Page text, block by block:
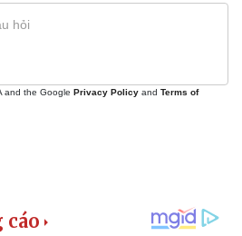
and the Google Privacy Policy and Terms of